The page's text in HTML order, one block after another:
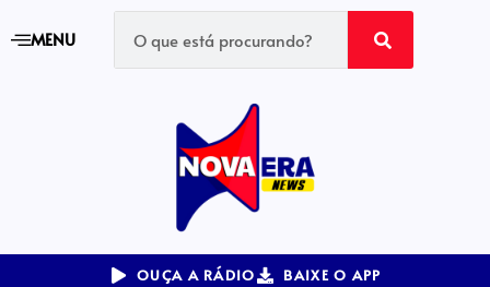
MENU
OUÇA A RÁDIO BAIXE O APP